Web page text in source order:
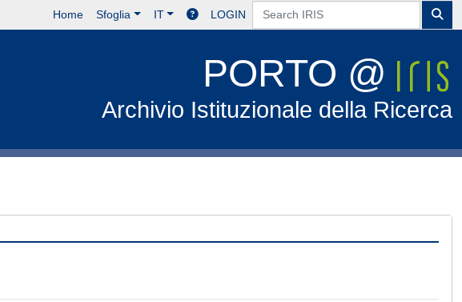
Home Sfoglia IT LOGIN
PORTO @
Archivio Istituzionale della Ricerca